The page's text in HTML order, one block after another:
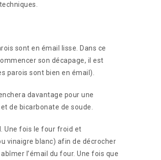
sont en émail lisse. Dans ce
son décapage, il est
parois sont bien en émail).
davantage pour une
de bicarbonate de soude.
Une fois le four froid et
vinaigre blanc) afin de décrocher
l’émail du four. Une fois que